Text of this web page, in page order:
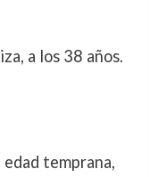
a los 38 años.
temprana,